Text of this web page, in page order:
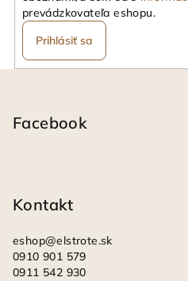
prevádzkovateľa eshopu.
Prihlásiť sa
Facebook
Kontakt
eshop@elstrote.sk
0910 901 579
0911 542 930